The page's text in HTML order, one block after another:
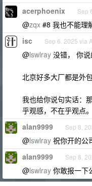
acerphoenix Sep
@zqx #8 我也不能理
isc Sep 6, 2025 via
@lswlray 没错， 你说
北京好多大厂都是外
我也给你说句实话：
乎观感，不在乎观点
alan9999 Sep 8,
@lswlray 祝你开的公
alan9999 Sep 8,
@lswlray 你敢报一下